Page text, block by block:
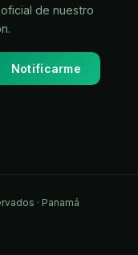
de nuestro
Notificarme
· Panamá